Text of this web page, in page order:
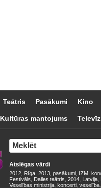
Teātris Pasākumi Kino
Kultūras mantojums
Atslēgas vārdi
2012 Rīga 2013 pasākumi IZM
Festivāls
Dailes teātris 2014 Latvija
Veselības ministrija koncerti veselība